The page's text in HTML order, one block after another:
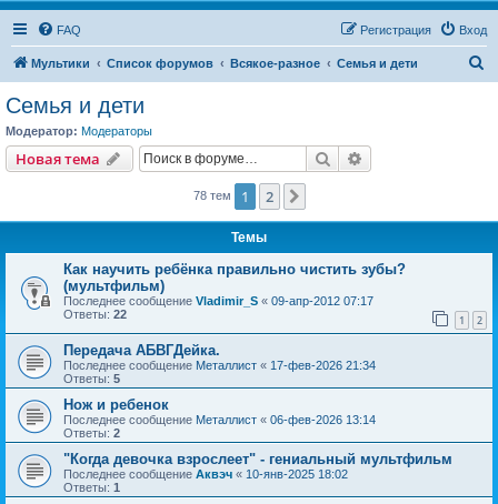
FAQ Вход
Регистрация
Мультики Список форумов Всякое-разное Семья и дети
Семья и дети
Модератор: Модераторы
Новая тема Поиск
78 тем 1 2
Темы
Как научить ребёнка правильно чистить зубы?
(мультфильм)
Последнее сообщение Vladimir_S « 09-апр-2012 07:17
Ответы: 22 1 2
Передача АБВГДейка.
Последнее сообщение Металлист « 17-фев-2026 21:34
Ответы: 5
Нож и ребенок
Последнее сообщение Металлист « 06-фев-2026 13:14
Ответы: 2
"Когда девочка взрослеет" - гениальный мультфильм
Последнее сообщение Аквэч « 10-янв-2025 18:02
Ответы: 1